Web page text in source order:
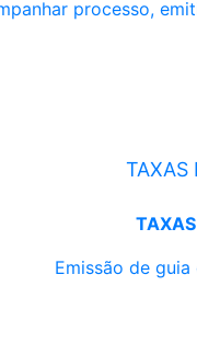
processo,
TAXAS
Emissão de